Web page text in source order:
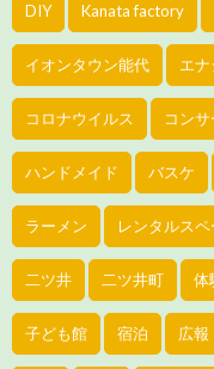
DIY Kanata factory
イオンタウン能代 エ
コロナウイルス コンサ
ハンドメイド バスケ
ラーメン レンタルスペ
二ツ井 二ツ井町 体
子ども館 宿泊 広報